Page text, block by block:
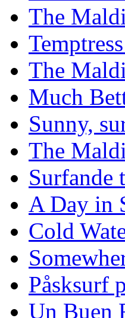
The
The
Much
Sunny,
The
Surfande
A Day in
Cold
Påsksurf
Un Buen